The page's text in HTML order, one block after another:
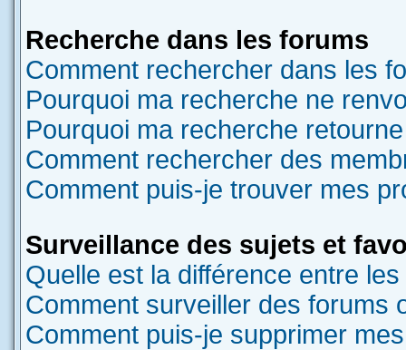
Recherche dans les forums
Comment rechercher dans les
Pourquoi ma recherche ne
Pourquoi ma recherche
Comment rechercher des
Comment puis-je trouver mes
Surveillance des sujets et
Quelle est la différence entre
Comment surveiller des forums
Comment puis-je supprimer